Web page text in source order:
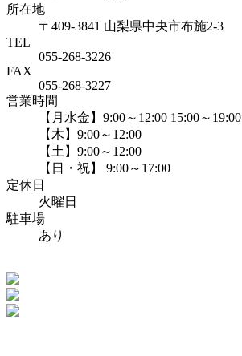
所在地
〒409-3841 山梨県中央市布施2-3
TEL
055-268-3226
FAX
055-268-3227
営業時間
【月水金】9:00～12:00 15:00～19:00
【木】9:00～12:00
【土】9:00～12:00
【日・祝】 9:00～17:00
定休日
火曜日
駐車場
あり